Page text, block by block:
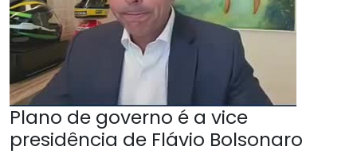
Plano de governo é a vice
presidência de Flávio Bolsonaro